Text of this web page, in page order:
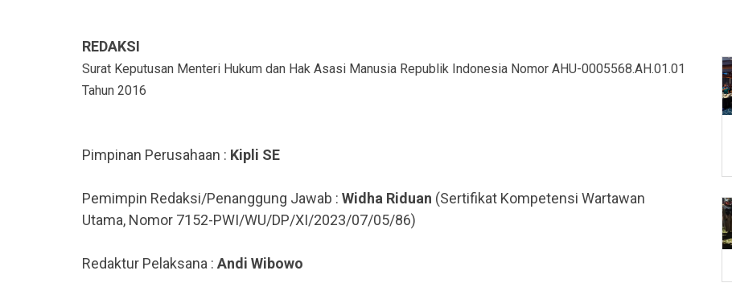
REDAKSI
Surat Keputusan Menteri Hukum dan Hak Asasi Manusia Republik Indonesia Nomor AHU-0005568.AH.01.01
Tahun 2016
Pimpinan Perusahaan : Kipli SE
Pemimpin Redaksi/Penanggung Jawab : Widha Riduan (Sertifikat Kompetensi Wartawan
Utama, Nomor 7152-PWI/WU/DP/XI/2023/07/05/86)
Redaktur Pelaksana : Andi Wibowo